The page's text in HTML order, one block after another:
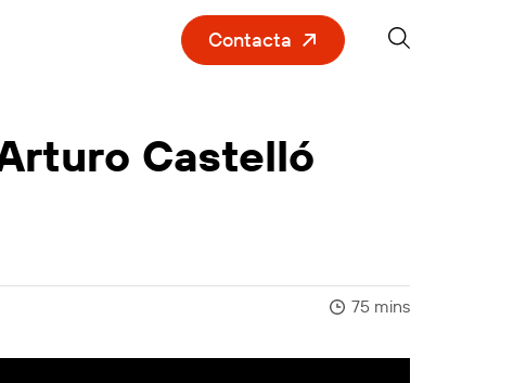
Contacta
Castelló
75 mins